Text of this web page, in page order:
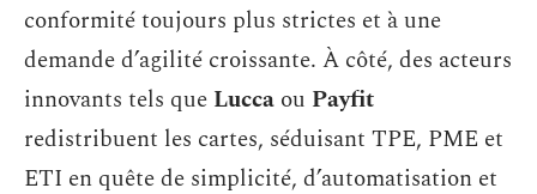
conformité toujours plus strictes et à une
demande d’agilité croissante. À côté, des acteurs
innovants tels que Lucca ou Payfit
redistribuent les cartes, séduisant TPE, PME et
ETI en quête de simplicité, d’automatisation et